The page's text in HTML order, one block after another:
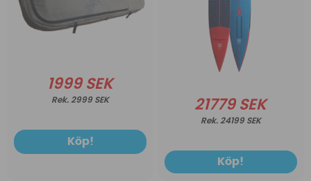
1999 SEK
2999 SEK
Köp!
21779 SEK
24199 SEK
Köp!